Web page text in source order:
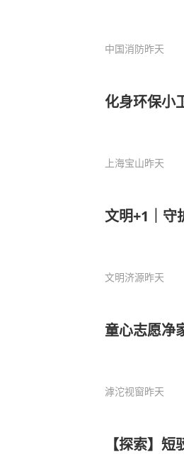
中国消防昨天
化身环保小
上海宝山昨天
文明+1｜守
文明济源昨天
童心志愿净
滹沱视窗昨天
【探索】